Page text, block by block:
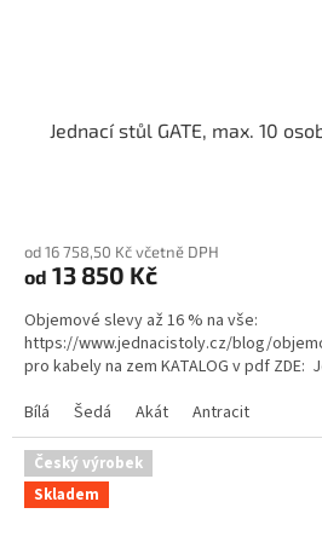
Jednací stůl GATE, max. 10
produktu
je
z
5
hvězdiček.
od 16 758,50 Kč včetně DPH
od 13 850 Kč
Objemové slevy až 16 % na vše:
https://www.jednacistoly.cz/blog/
pro kabely na zem KATALOG v pdf
Bílá
Šedá Akát Antracit
Český výrobek
Skladem